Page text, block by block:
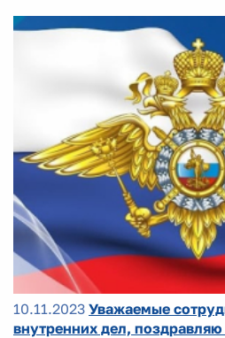
10.11.2023 Уважаемые
внутренних дел, поздравляю